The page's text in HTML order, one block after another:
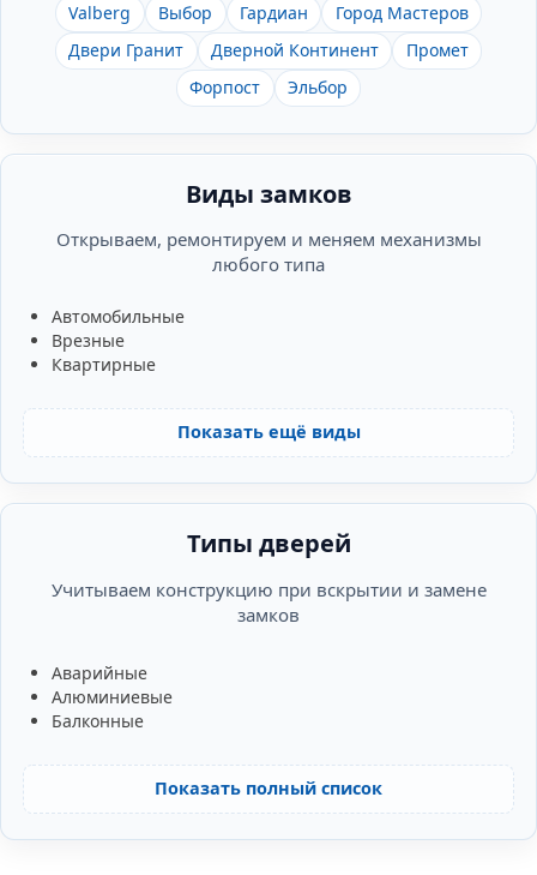
Valberg
Выбор Гардиан
Город Мастеров
Двери Гранит
Дверной Континент
Промет
Форпост
Эльбор
Виды замков
Открываем, ремонтируем и меняем механизмы
любого типа
Автомобильные
Врезные
Квартирные
Показать ещё виды
Типы дверей
Учитываем конструкцию при вскрытии и замене
замков
Аварийные
Алюминиевые
Балконные
Показать полный список